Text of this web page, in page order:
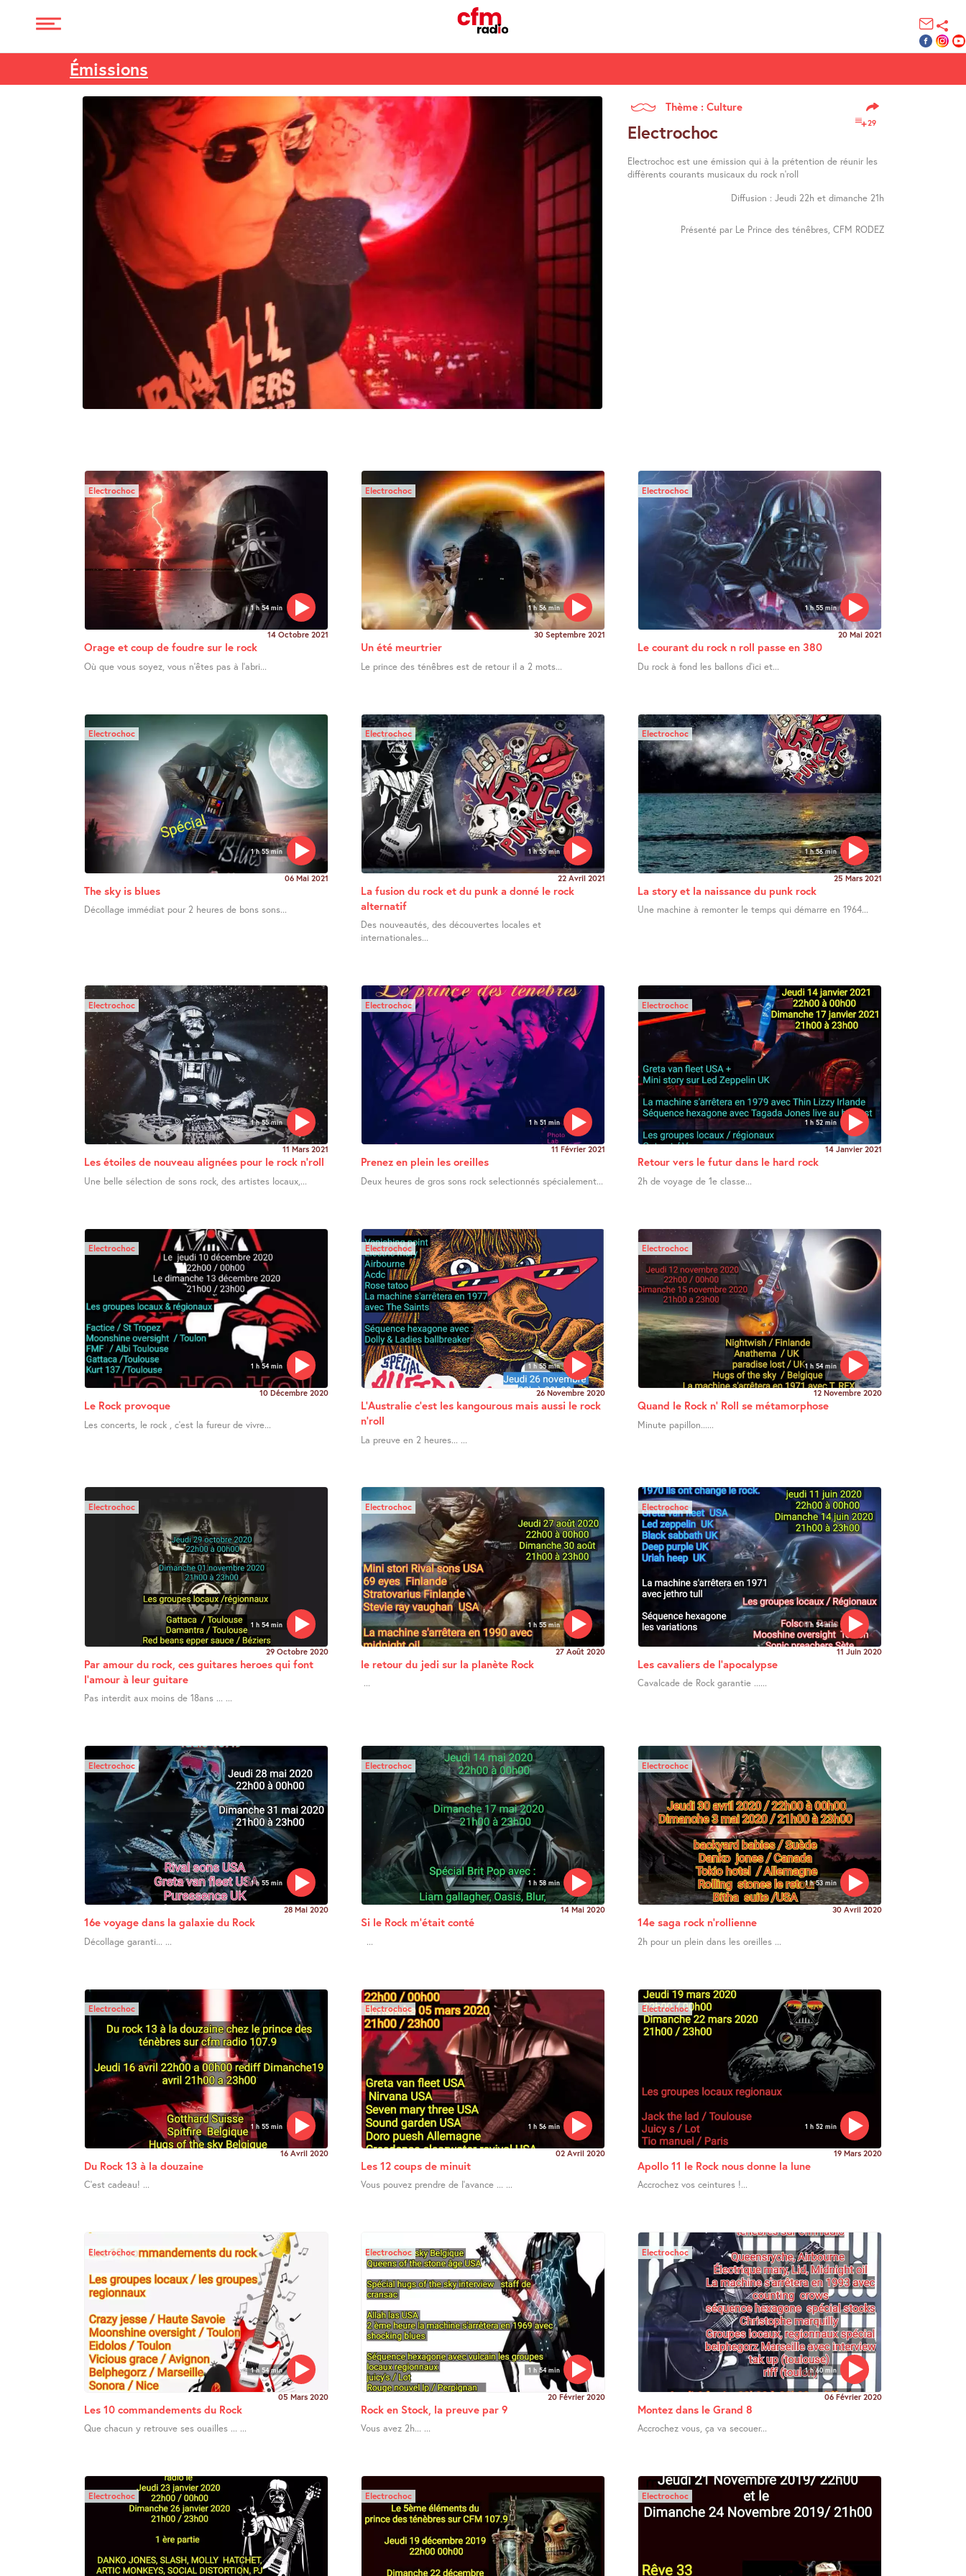
Émissions
Thème : Culture
29
Electrochoc
Electrochoc est une émission qui à la prétention de réunir les
diffèrents courants musicaux du rock n’roll
Diffusion : Jeudi 22h et dimanche 21h
Présenté par Le Prince des ténêbres, CFM RODEZ
1 h 54 min
Electrochoc
14 Octobre 2021
Orage et coup de foudre sur le rock
Où que vous soyez, vous n’êtes pas à l’abri...
1 h 56 min
Electrochoc
30 Septembre 2021
Un été meurtrier
Le prince des ténêbres est de retour il a 2 mots...
1 h 55 min
Electrochoc
20 Mai 2021
Le courant du rock n roll passe en 380
Du rock à fond les ballons d’ici et...
1 h 55 min
Electrochoc
06 Mai 2021
The sky is blues
Décollage immédiat pour 2 heures de bons sons...
1 h 55 min
Electrochoc
22 Avril 2021
La fusion du rock et du punk a donné le rock
alternatif
Des nouveautés, des découvertes locales et
internationales...
1 h 56 min
Electrochoc
25 Mars 2021
La story et la naissance du punk rock
Une machine à remonter le temps qui démarre en 1964...
1 h 55 min
Electrochoc
11 Mars 2021
Les étoiles de nouveau alignées pour le rock n’roll
Une belle sélection de sons rock, des artistes locaux,...
1 h 51 min
Electrochoc
11 Février 2021
Prenez en plein les oreilles
Deux heures de gros sons rock selectionnés spécialement...
1 h 52 min
Electrochoc
14 Janvier 2021
Retour vers le futur dans le hard rock
2h de voyage de 1e classe...
1 h 54 min
Electrochoc
10 Décembre 2020
Le Rock provoque
Les concerts, le rock , c’est la fureur de vivre...
1 h 55 min
Electrochoc
26 Novembre 2020
L’Australie c’est les kangourous mais aussi le rock
n’roll
La preuve en 2 heures... ...
1 h 54 min
Electrochoc
12 Novembre 2020
Quand le Rock n’ Roll se métamorphose
Minute papillon......
1 h 54 min
Electrochoc
29 Octobre 2020
Par amour du rock, ces guitares heroes qui font
l’amour à leur guitare
Pas interdit aux moins de 18ans ... ...
1 h 55 min
Electrochoc
27 Août 2020
le retour du jedi sur la planète Rock
...
1 h 54 min
Electrochoc
11 Juin 2020
Les cavaliers de l’apocalypse
Cavalcade de Rock garantie ......
1 h 55 min
Electrochoc
28 Mai 2020
16e voyage dans la galaxie du Rock
Décollage garanti... ...
1 h 58 min
Electrochoc
14 Mai 2020
Si le Rock m’était conté
...
1 h 53 min
Electrochoc
30 Avril 2020
14e saga rock n’rollienne
2h pour un plein dans les oreilles ...
1 h 55 min
Electrochoc
16 Avril 2020
Du Rock 13 à la douzaine
C’est cadeau! ...
1 h 56 min
Electrochoc
02 Avril 2020
Les 12 coups de minuit
Vous pouvez prendre de l’avance ... ...
1 h 52 min
Electrochoc
19 Mars 2020
Apollo 11 le Rock nous donne la lune
Accrochez vos ceintures !...
1 h 54 min
Electrochoc
05 Mars 2020
Les 10 commandements du Rock
Que chacun y retrouve ses ouailles ... ...
1 h 54 min
Electrochoc
20 Février 2020
Rock en Stock, la preuve par 9
Vous avez 2h... ...
1 h 60 min
Electrochoc
06 Février 2020
Montez dans le Grand 8
Accrochez vous, ça va secouer...
Electrochoc Electrochoc Electrochoc